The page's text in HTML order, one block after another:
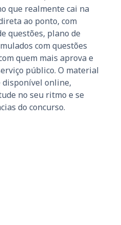
que realmente cai na
ao ponto, com
questões, plano de
com questões
quem mais aprova e
público. O material
disponível online,
no seu ritmo e se
do concurso.